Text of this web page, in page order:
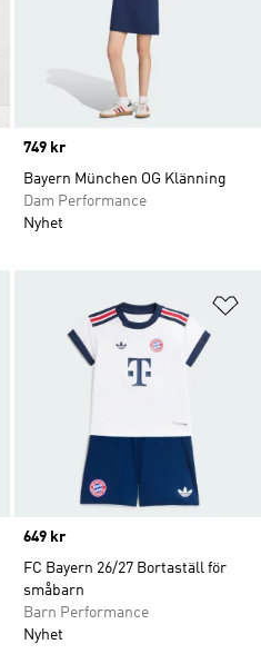
Price
749 kr
Bayern München OG Klänning
Dam Performance
Nyhet
Lägg till på önskelistan
Price
649 kr
FC Bayern 26/27 Bortaställ för
småbarn
Barn Performance
Nyhet